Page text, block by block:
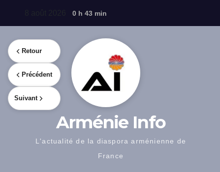
0 h 43 min
Arménie Info
L'actualité de la diaspora arménienne de
France
Retour
Précédent
Suivant